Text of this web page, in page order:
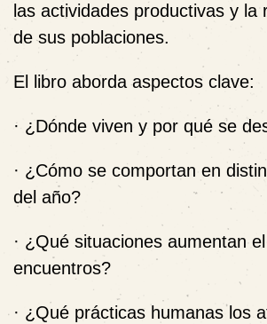
las actividades productivas y la
de sus poblaciones.
El libro aborda aspectos clave:
· ¿Dónde viven y por qué se
· ¿Cómo se comportan en
del año?
· ¿Qué situaciones aumentan
encuentros?
· ¿Qué prácticas humanas los